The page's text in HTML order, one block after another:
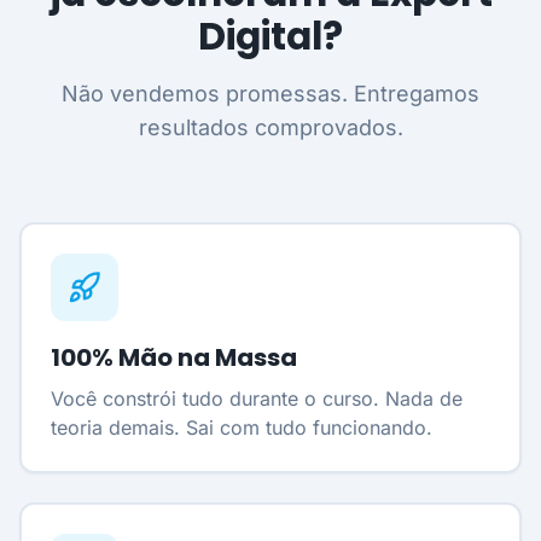
Digital?
Não vendemos promessas. Entregamos
resultados comprovados.
100% Mão na Massa
Você constrói tudo durante o curso. Nada de
teoria demais. Sai com tudo funcionando.